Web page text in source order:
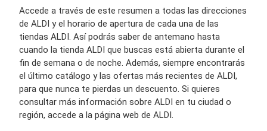
Accede a través de este resumen a todas las direcciones
de ALDI y el horario de apertura de cada una de las
tiendas ALDI. Así podrás saber de antemano hasta
cuando la tienda ALDI que buscas está abierta durante el
fin de semana o de noche. Además, siempre encontrarás
el último catálogo y las ofertas más recientes de ALDI,
para que nunca te pierdas un descuento. Si quieres
consultar más información sobre ALDI en tu ciudad o
región, accede a la página web de ALDI.